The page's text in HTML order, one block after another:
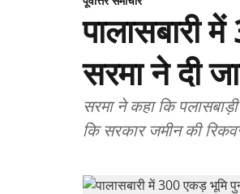
पालासबारी
सरमा ने दी
सरमा ने कहा कि
कि सरकार जमीन की